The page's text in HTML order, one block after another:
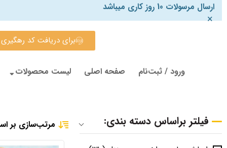
ارسال مرسولات 10 روز کاری میباشد
×
برای دریافت کد رهگیری روی
ورود / ثبت‌نام صفحه اصلی لیست محصولات
فیلتر براساس دسته بندی: مرتب‌سازی بر